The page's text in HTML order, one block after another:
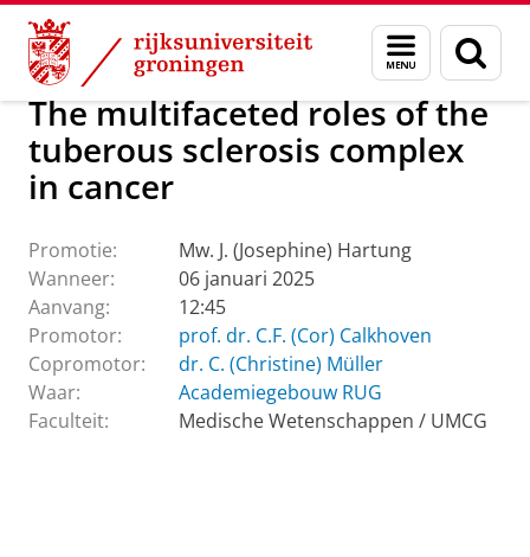
Skip
Content
Skip
Navigation
Menu
en
zoeken
Over ons Actueel Evenementen Promoties
The multifaceted roles of the
tuberous sclerosis complex
in cancer
Promotie:
Mw. J. (Josephine) Hartung
Wanneer:
06 januari 2025
Aanvang:
12:45
Promotor:
prof. dr. C.F. (Cor) Calkhoven
Copromotor:
dr. C. (Christine) Müller
Waar:
Academiegebouw RUG
Faculteit:
Medische Wetenschappen / UMCG